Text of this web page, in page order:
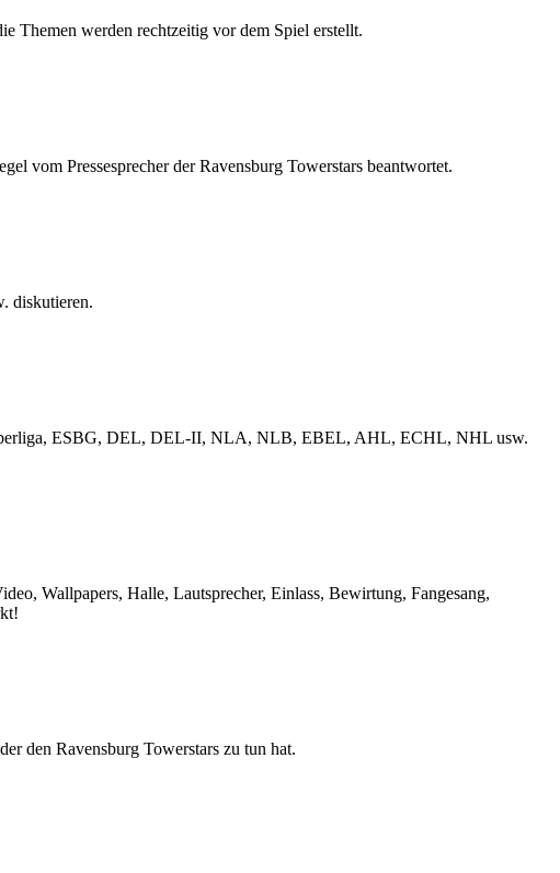
Themen werden rechtzeitig vor dem Spiel erstellt.
vom Pressesprecher der Ravensburg Towerstars beantwortet.
diskutieren.
ESBG, DEL, DEL-II, NLA, NLB, EBEL, AHL, ECHL, NHL usw.
Wallpapers, Halle, Lautsprecher, Einlass, Bewirtung, Fangesang,
den Ravensburg Towerstars zu tun hat.